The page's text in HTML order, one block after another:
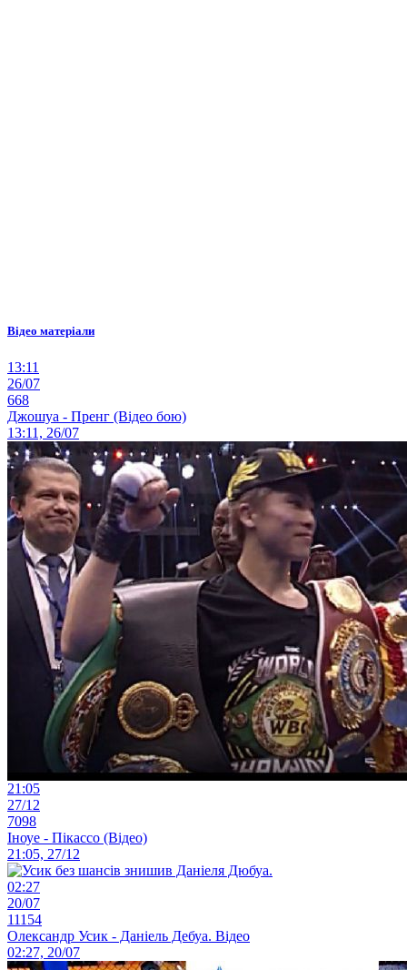
Відео матеріали
13:11
26/07
668
Джошуа - Пренг (Відео бою)
13:11, 26/07
21:05
27/12
7098
Іноуе - Пікассо (Відео)
21:05, 27/12
02:27
20/07
11154
Олександр Усик - Даніель Дебуа. Відео
02:27, 20/07